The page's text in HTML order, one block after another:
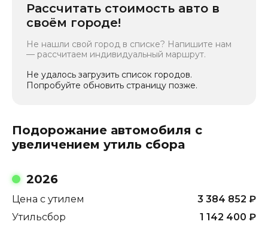
Рассчитать стоимость авто в
своём городе!
Не нашли свой город в списке? Напишите нам
— рассчитаем индивидуальный маршрут.
Не удалось загрузить список городов.
Попробуйте обновить страницу позже.
Подорожание автомобиля с
увеличением утиль сбора
2026
Цена с утилем 3 384 852 ₽
Утильсбор
1 142 400 ₽